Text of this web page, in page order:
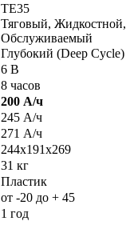
TE35
Тяговый, Жидкостной,
Обслуживаемый
Глубокий (Deep Cycle)
6 В
8 часов
200 А/ч
245 А/ч
271 А/ч
244х191х269
31 кг
Пластик
от -20 до + 45
1 год